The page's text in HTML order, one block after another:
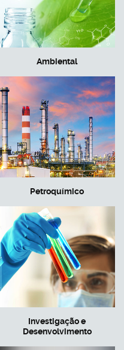
Ambiental
Petroquímico
Investigação e
Desenvolvimento